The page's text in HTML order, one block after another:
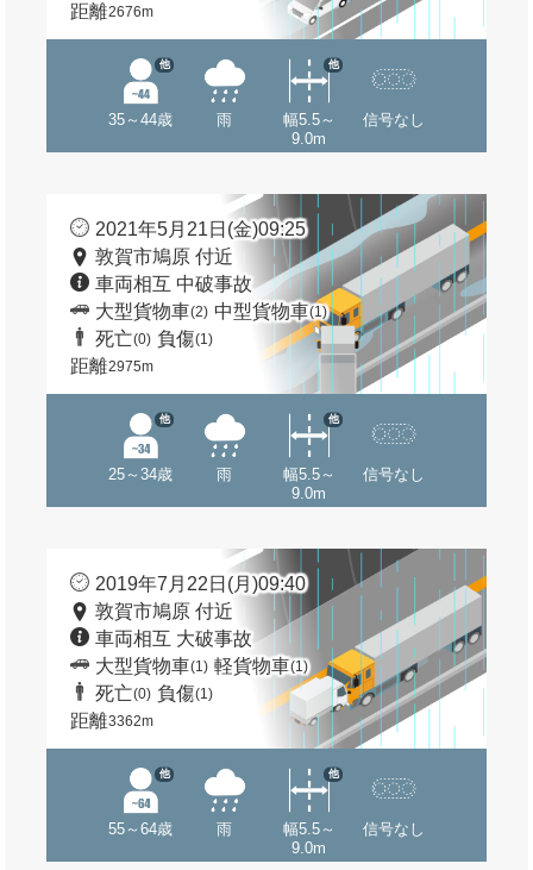
距離2676m
35～44歳
他
雨
幅5.5～
9.0m
他
信号なし
2021年5月21日(金)09:25
敦賀市鳩原 付近
車両相互 中破事故
大型貨物車(2) 中型貨物車(1)
死亡(0) 負傷(1)
距離2975m
25～34歳
他
雨
幅5.5～
9.0m
他
信号なし
2019年7月22日(月)09:40
敦賀市鳩原 付近
車両相互 大破事故
大型貨物車(1) 軽貨物車(1)
死亡(0) 負傷(1)
距離3362m
55～64歳
他
雨
幅5.5～
9.0m
他
信号なし